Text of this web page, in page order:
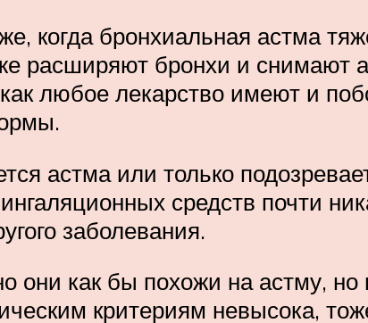
когда бронхиальная астма
расширяют бронхи и снимают
любое лекарство имеют и
астма или только
средств почти
заболевания.
они как бы похожи на астму,
критериям невысока,